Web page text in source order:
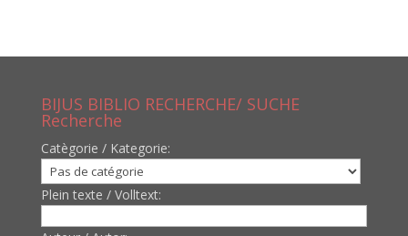
BIJUS BIBLIO RECHERCHE/ SUCHE
Recherche
Catègorie / Kategorie:
Plein texte / Volltext: